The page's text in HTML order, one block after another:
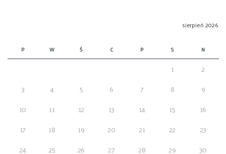
sierpień 2026
P W Ś C P S N
1
2
3
4 5 6 7 8
9
10
11 12 13 14 15
16
17
18 19 20 21 22
23
24
25 26 27 28 29
30